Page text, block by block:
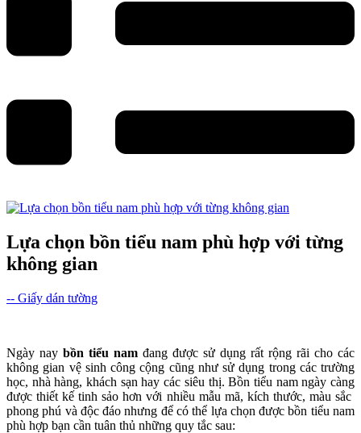
Lựa chọn bồn tiểu nam phù hợp với từng
không gian
-- Giấy dán tường
Ngày nay bồn tiểu nam đang được sử dụng rất rộng rãi cho các
không gian vệ sinh công cộng cũng như sử dụng trong các trường
học, nhà hàng, khách sạn hay các siêu thị. Bồn tiểu nam ngày càng
được thiết kế tinh sảo hơn với nhiều mẫu mã, kích thước, màu sắc
phong phú và độc đáo nhưng để có thể lựa chọn được bồn tiểu nam
phù hợp bạn cần tuân thủ những quy tắc sau: